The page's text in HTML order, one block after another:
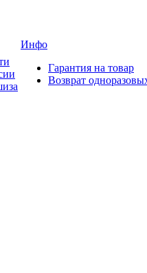
Инфо
Гарантия на товар
Возврат